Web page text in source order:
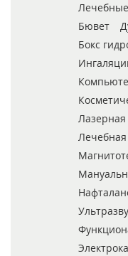
Бювет
Бокс
Лечебная